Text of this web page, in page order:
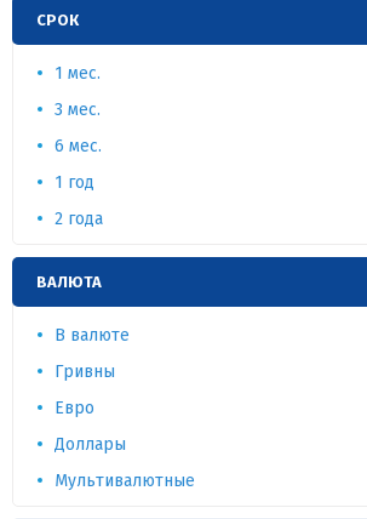
СРОК
1 мес.
3 мес.
6 мес.
1 год
2 года
ВАЛЮТА
В валюте
Гривны
Евро
Доллары
Мультивалютные